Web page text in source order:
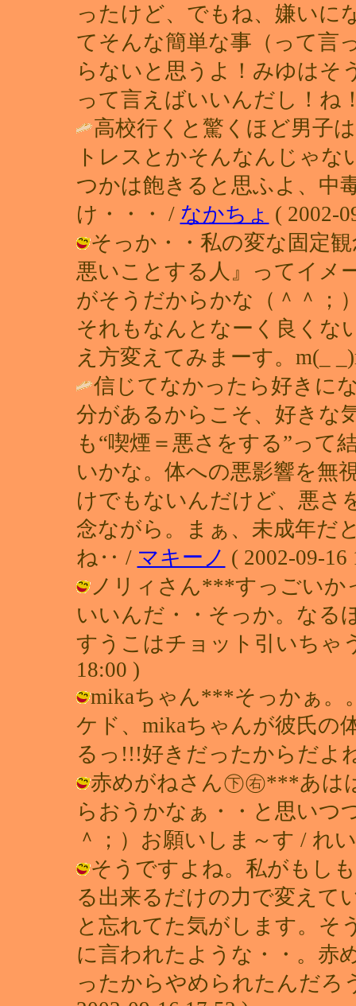
ったけど、でもね、嫌いに
てそんな簡単な事（って言
らないと思うよ！みゆはそ
って言えばいいんだし！ね
高校行くと驚くほど男子
トレスとかそんなんじゃ
つかは飽きると思ふよ、中
け・・・ / なかちょ ( 2002-
そっか・・私の変な固定
悪いことする人』ってイメ
がそうだからかな（＾＾
それもなんとなーく良くな
え方変えてみまーす。m(_
信じてなかったら好きに
分があるからこそ、好き
も“喫煙＝悪さをする”って
いかな。体への悪影響を無
けでもないんだけど、悪さ
念ながら。まぁ、未成年だ
ね‥ / マキーノ ( 2002-09-16
ノリィさん***すっごいか
いいんだ・・そっか。なる
すうこはチョット引いちゃ
18:00 )
mikaちゃん***そっかぁ。
ケド、mikaちゃんが彼氏の
るっ!!!好きだったからだよ
赤めがねさん㊦㊨***あは
らおうかなぁ・・と思いつ
＾；）お願いしま～す / れ
そうですよね。私がもし
る出来るだけの力で変えて
と忘れてた気がします。そ
に言われたような・・。赤
ったからやめられたんだろ